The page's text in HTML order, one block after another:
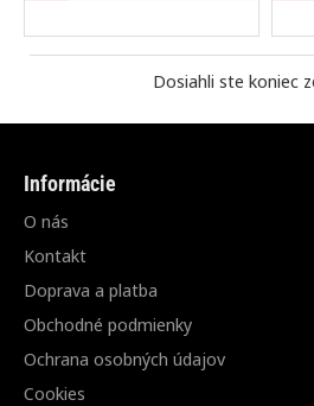
Dosiahli ste koniec
Informácie
O nás
Kontakt
Doprava a platba
Obchodné podmienky
Ochrana osobných údajov
Cookies